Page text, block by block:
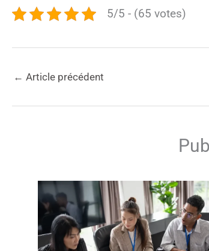
5/5 - (65 votes)
← Article précédent